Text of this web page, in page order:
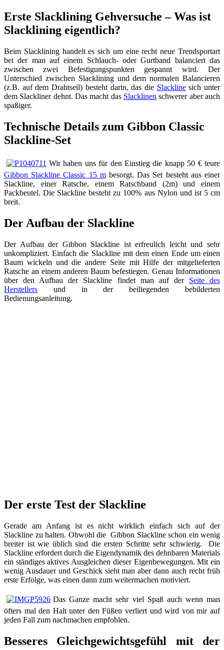
Erste Slacklining Gehversuche – Was ist
Slacklining eigentlich?
Beim Slacklining handelt es sich um eine recht neue Trendsportart
bei der man auf einem Schlauch- oder Gurtband balanciert das
zwischen zwei Befestigungspunkten gespannt wird. Der
Unterschied zwischen Slacklining und dem normalen Balancieren
(z.B. auf dem Drahtseil) besteht darin, das die Slacklinesich unter
dem Slackliner dehnt. Das macht das Slacklinen schwerer aber auch
spaßiger.
Technische Details zum Gibbon Classic
Slackline-Set
Wir haben uns für den Einstieg die knapp 50 € teure
Gibbon Slackline Classic 15 mbesorgt. Das Set besteht aus einer
Slackline, einer Ratsche, einem Ratschband (2m) und einem
Packbeutel. Die Slackline besteht zu 100% aus Nylon und ist 5 cm
breit.
Der Aufbau der Slackline
Der Aufbau der Gibbon Slackline ist erfreulich leicht und sehr
unkompliziert. Einfach die Slackline mit dem einen Ende um einen
Baum wickeln und die andere Seite mit Hilfe der mitgelieferten
Ratsche an einem anderen Baum befestiegen. Genau Informationen
über den Aufbau der Slackline findet man auf der Seite des
Herstellers und in der beiliegenden bebilderten
Bedienungsanleitung.
Der erste Test der Slackline
Gerade am Anfang ist es nicht wirklich einfach sich auf der
Slackline zu halten. Obwohl die Gibbon Slackline schon ein wenig
breiter ist wie üblich sind die ersten Schritte sehr schwierig. Die
Slackline erfordert durch die Eigendynamik des dehnbaren Materials
ein ständiges aktives Ausgleichen dieser Eigenbewegungen. Mit ein
wenig Ausdauer und Geschick sieht man aber dann auch recht früh
erste Erfolge, was einen dann zum weitermachen motiviert.
Das Ganze macht sehr viel Spaß auch wenn man
öfters mal den Halt unter den Füßen verliert und wird von mir auf
jeden Fall zum nachmachen empfohlen.
Besseres Gleichgewichtsgefühl mit der